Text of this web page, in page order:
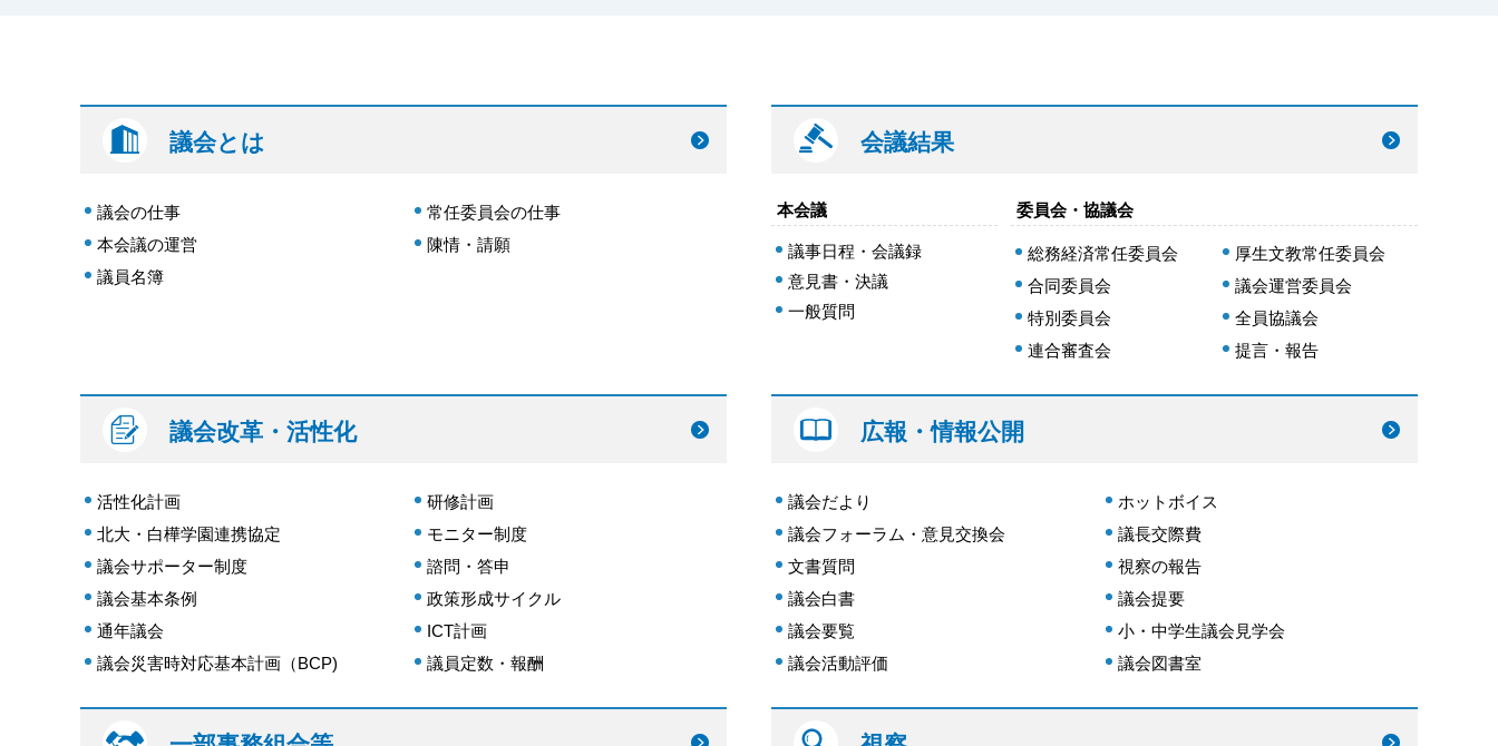
議会とは
議会の仕事
常任委員会の仕事
本会議の運営
陳情・請願
議員名簿
会議結果
本会議
議事日程・会議録
意見書・決議
一般質問
委員会・協議会
総務経済常任委員会
厚生文教常任委員会
合同委員会
議会運営委員会
特別委員会
全員協議会
連合審査会
提言・報告
議会改革・活性化
活性化計画
研修計画
北大・白樺学園連携協定
モニター制度
議会サポーター制度
諮問・答申
議会基本条例
政策形成サイクル
通年議会
ICT計画
議会災害時対応基本計画（BCP)
議員定数・報酬
広報・情報公開
議会だより
ホットボイス
議会フォーラム・意見交換会
議長交際費
文書質問
視察の報告
議会白書
議会提要
議会要覧
小・中学生議会見学会
議会活動評価
議会図書室